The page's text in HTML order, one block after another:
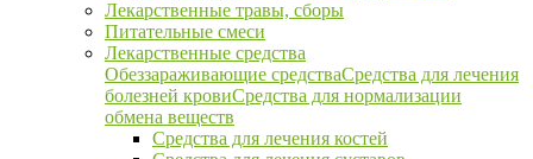
Лекарственные травы, сборы
Питательные смеси
Лекарственные средства
Обеззараживающие средстваСредства для лечения
болезней кровиСредства для нормализации
обмена веществ
Средства для лечения костей